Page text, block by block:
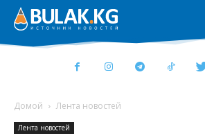
Домой Лента новостей
Лента новостей